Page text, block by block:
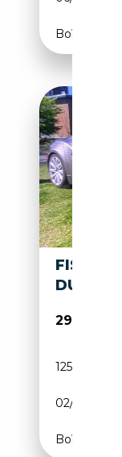
Boîte
FISKER
DUTCH
29 750€
125 143 km
02/2012
Boîte